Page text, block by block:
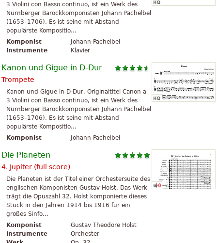
3 Violini con Basso continuo, ist ein Werk des
Nürnberger Barockkomponisten Johann Pachelbel
(1653–1706). Es ist seine mit Abstand
populärste Kompositio...
Komponist
Johann Pachelbel
Instrumente
Klavier
Kanon und Gigue in D-Dur
Trompete
Kanon und Gigue in D-Dur, Originaltitel Canon a
3 Violini con Basso continuo, ist ein Werk des
Nürnberger Barockkomponisten Johann Pachelbel
(1653–1706). Es ist seine mit Abstand
populärste Kompositio...
Komponist
Johann Pachelbel
Die Planeten
4. Jupiter (full score)
Die Planeten ist der Titel einer Orchestersuite des
englischen Komponisten Gustav Holst. Das Werk
trägt die Opuszahl 32. Holst komponierte dieses
Stück in den Jahren 1914 bis 1916 für ein
großes Sinfo...
Komponist
Gustav Theodore Holst
Instrumente
Orchester